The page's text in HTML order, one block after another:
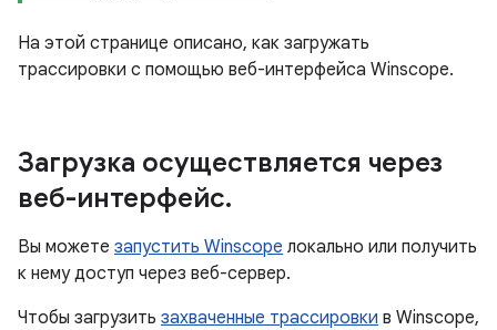
На этой странице описано, как загружать
трассировки с помощью веб-интерфейса Winscope.
Загрузка осуществляется через
веб-интерфейс.
Вы можете запустить Winscope локально или получить
к нему доступ через веб-сервер.
Чтобы загрузить захваченные трассировки в Winscope,